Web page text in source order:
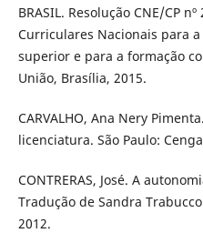
BRASIL. Resolução CNE/CP
Curriculares Nacionais para
superior e para a formação
União, Brasília, 2015.
CARVALHO, Ana Nery
licenciatura. São Paulo:
CONTRERAS, José. A
Tradução de Sandra
2012.